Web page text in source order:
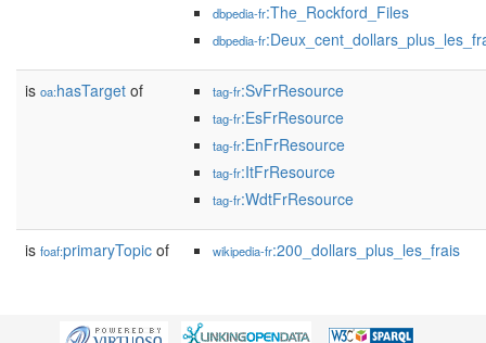
dbpedia-fr:The_Rockford_Files
dbpedia-fr
is oa:hasTarget of tag-fr:SvFrResource
tag-fr:EsFrResource
tag-fr:EnFrResource
tag-fr:ItFrResource
tag-fr:WdtFrResource
is foaf:primaryTopic of wikipedia-fr:200_dollars_plus_les_frais